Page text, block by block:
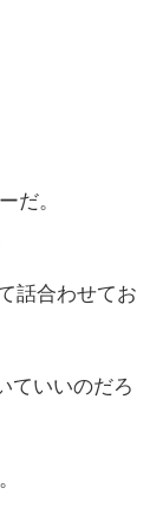
だ。
話合わせてお
ていいのだろ